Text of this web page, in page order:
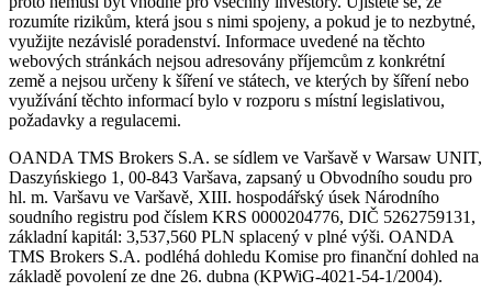
rozumíte rizikům, která jsou s nimi spojeny, a pokud je to nezbytné,
využijte nezávislé poradenství. Informace uvedené na těchto
webových stránkách nejsou adresovány příjemcům z konkrétní
země a nejsou určeny k šíření ve státech, ve kterých by šíření nebo
využívání těchto informací bylo v rozporu s místní legislativou,
požadavky a regulacemi.
OANDA TMS Brokers S.A. se sídlem ve Varšavě v Warsaw UNIT,
Daszyńskiego 1, 00-843 Varšava, zapsaný u Obvodního soudu pro
hl. m. Varšavu ve Varšavě, XIII. hospodářský úsek Národního
soudního registru pod číslem KRS 0000204776, DIČ 5262759131,
základní kapitál: 3,537,560 PLN splacený v plné výši. OANDA
TMS Brokers S.A. podléhá dohledu Komise pro finanční dohled na
základě povolení ze dne 26. dubna (KPWiG-4021-54-1/2004).